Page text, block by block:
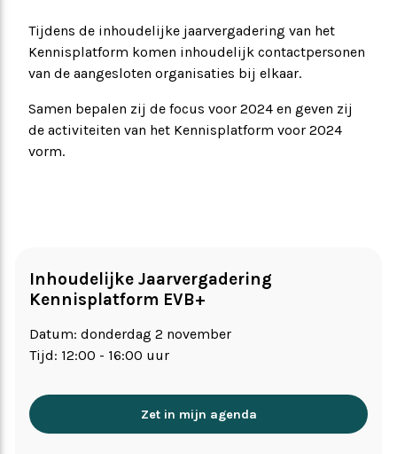
Tijdens de inhoudelijke jaarvergadering van het
Kennisplatform komen inhoudelijk contactpersonen
van de aangesloten organisaties bij elkaar.
Samen bepalen zij de focus voor 2024 en geven zij
de activiteiten van het Kennisplatform voor 2024
vorm.
Inhoudelijke Jaarvergadering
Kennisplatform EVB+
Datum: donderdag 2 november
Tijd: 12:00 - 16:00 uur
Zet in mijn agenda